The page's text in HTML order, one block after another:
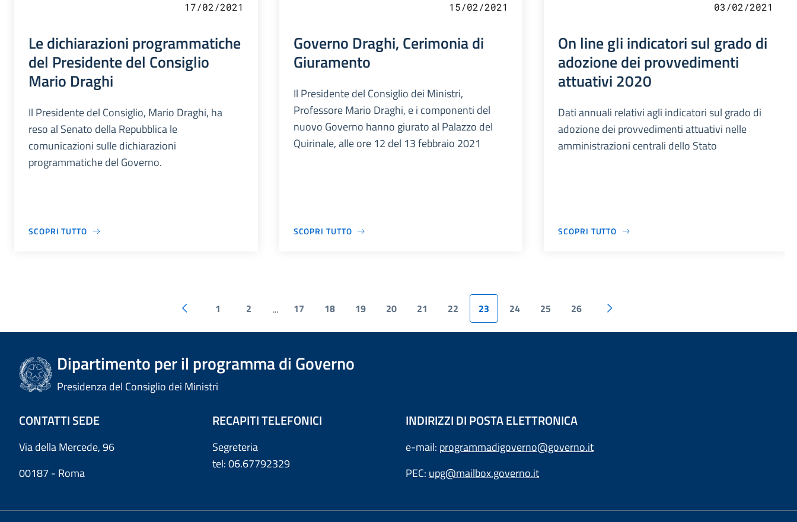
17/02/2021
Le dichiarazioni programmatiche
del Presidente del Consiglio
Mario Draghi
Il Presidente del Consiglio, Mario Draghi, ha
reso al Senato della Repubblica le
comunicazioni sulle dichiarazioni
programmatiche del Governo.
SCOPRI TUTTO
15/02/2021
Governo Draghi, Cerimonia di
Giuramento
Il Presidente del Consiglio dei Ministri,
Professore Mario Draghi, e i componenti del
nuovo Governo hanno giurato al Palazzo del
Quirinale, alle ore 12 del 13 febbraio 2021
SCOPRI TUTTO
03/02/2021
On line gli indicatori sul grado di
adozione dei provvedimenti
attuativi 2020
Dati annuali relativi agli indicatori sul grado di
adozione dei provvedimenti attuativi nelle
amministrazioni centrali dello Stato
SCOPRI TUTTO
1 2 ... 17 18 19 20 21 22 23 24 25 26
Dipartimento per il programma di Governo
Presidenza del Consiglio dei Ministri
CONTATTI SEDE
Via della Mercede, 96
00187 - Roma
RECAPITI TELEFONICI
Segreteria
tel: 06.67792329
INDIRIZZI DI POSTA ELETTRONICA
e-mail: programmadigoverno@governo.it
PEC: upg@mailbox.governo.it